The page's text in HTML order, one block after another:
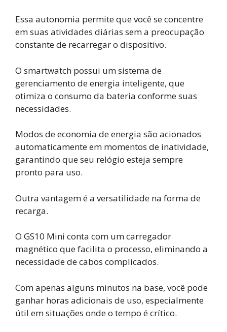
Essa autonomia permite que você se concentre
em suas atividades diárias sem a preocupação
constante de recarregar o dispositivo.
O smartwatch possui um sistema de
gerenciamento de energia inteligente, que
otimiza o consumo da bateria conforme suas
necessidades.
Modos de economia de energia são acionados
automaticamente em momentos de inatividade,
garantindo que seu relógio esteja sempre
pronto para uso.
Outra vantagem é a versatilidade na forma de
recarga.
O GS10 Mini conta com um carregador
magnético que facilita o processo, eliminando a
necessidade de cabos complicados.
Com apenas alguns minutos na base, você pode
ganhar horas adicionais de uso, especialmente
útil em situações onde o tempo é crítico.